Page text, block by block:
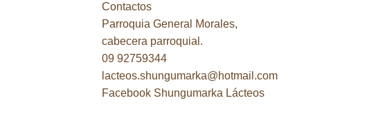
Contactos
Parroquia General Morales,
cabecera parroquial.
09 92759344
lacteos.shungumarka@hotmail.com
Facebook Shungumarka Lácteos